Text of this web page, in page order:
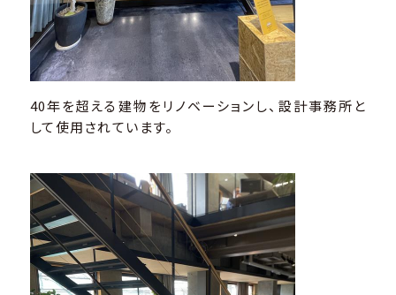
40年を超える建物をリノベーションし、設計事務所と
して使用されています。